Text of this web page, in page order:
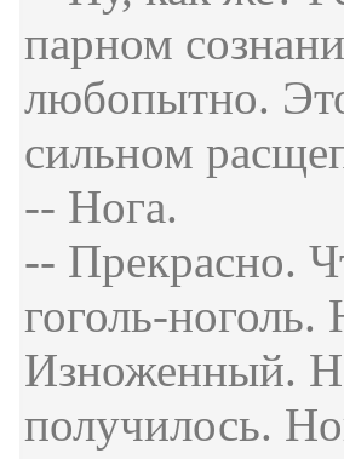
парном
любопытно.
сильном
-- Нога.
-- Прекрасно.
гоголь-
Изноженный.
получилось.